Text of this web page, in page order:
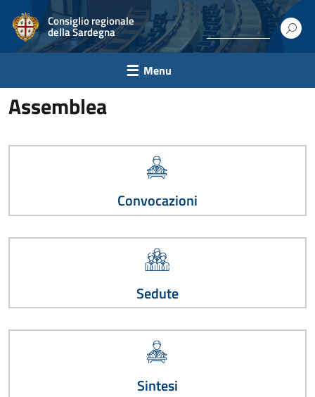
Consiglio regionale
della Sardegna
Menu
Assemblea
Convocazioni
Sedute
Sintesi